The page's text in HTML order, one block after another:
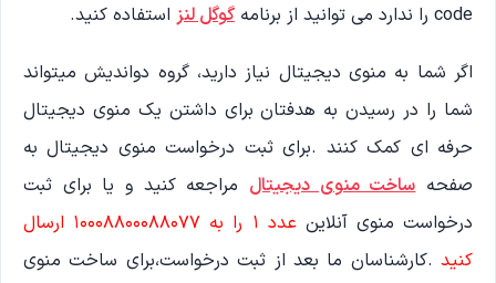
code را ندارد می توانید از برنامه
گوگل لنز استفاده کنید.
اگر شما به منوی دیجیتال نیاز دارید، گروه دواندیش میتواند
شما را در رسیدن به هدفتان برای داشتن یک منوی دیجیتال
حرفه ای کمک کنند .برای ثبت درخواست منوی دیجیتال به
صفحهساخت منوی دیجیتال مراجعه کنید و یا برای ثبت
درخواست منوی آنلاین
عدد ۱ را به ۱۰۰۰۸۸۰۰۰۸۸۰۷۷ ارسال
کنید .کارشناسان ما بعد از ثبت درخواست،برای ساخت منوی